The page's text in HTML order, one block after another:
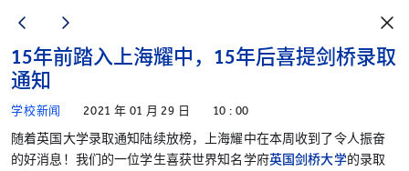
15年前踏入上海耀中，15年后喜提剑桥录取
通知
学校新闻 2021 年 01 月 29 日 10 : 00
随着英国大学录取通知陆续放榜，上海耀中在本周收到了令人振奋
的好消息！我们的一位学生喜获世界知名学府英国剑桥大学的录取